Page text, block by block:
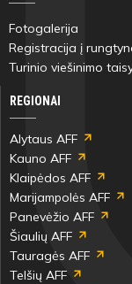
Fotogalerija
Registracija į
Turinio viešinimo
REGIONAI
Alytaus AFF
Kauno AFF
Klaipėdos AFF
Marijampolės AFF
Panevėžio AFF
Šiaulių AFF
Tauragės AFF
Telšių AFF